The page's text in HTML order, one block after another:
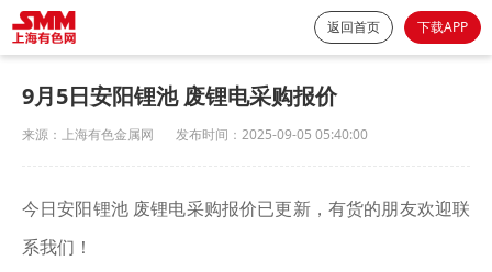
返回首页 下载APP
9月5日安阳锂池 废锂电采购报价
来源： 上海有色金属网 发布时间： 2025-09-05 05:40:00
今日安阳锂池 废锂电采购报价已更新，有货的朋友欢迎联
系我们！